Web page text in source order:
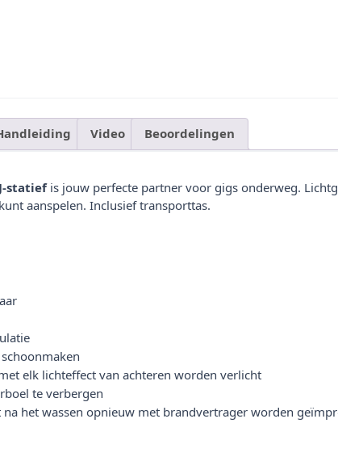
Video Beoordelingen
statiefis jouw perfecte partner voor gigs onderweg.
aanspelen. Inclusief transporttas.
elk lichteffect van achteren worden verlicht
te verbergen
het wassen opnieuw met brandvertrager worden